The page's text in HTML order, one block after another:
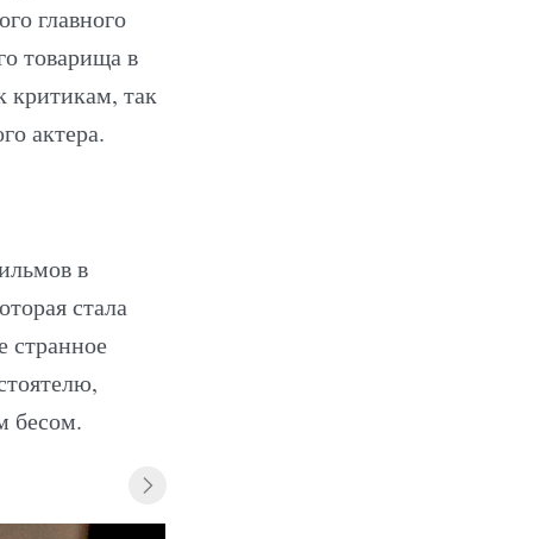
главного
товарища в
критикам, так
актера.
в
стала
странное
бесом.